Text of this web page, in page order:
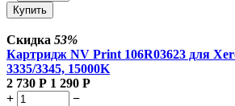
Купить
Скидка 53%
Картридж NV Print 106R03623 для
3335/3345, 15000K
2 730 Р 1 290 Р
+
−